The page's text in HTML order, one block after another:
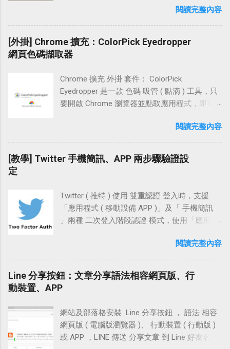
入】。 回到【上一頁】點選【個人資料】，接
著選擇【行動條碼】。 這一步我們選取【行動
條碼掃描器】，接著到「桌機裝置」開啟「電
腦版」LINE APP 並點選【使用行動條碼登
入】。 接著用開啟中的「行動條碼掃描器」掃
描畫面中的 QRcode，緊接著系統 APP 會詢問
是否要登入，這裡點擊【登入】。 在這邊系統
提示「您已登入成功」我們按下【確定】，回
到「電腦版」就可以看到成功登入 LINE 了。 小
結 行動裝置不開啟「未知的來源 ( Android )」
平日每人的使用習慣不一，尤其是電腦裝置常
入還來的安全一些些。
www.example.com 頂層網域 ) 子網域 blog 設定
www 設定 ( 頂層網域 ) 首先，登入 Blogger 後
台，找到左頁框中的「設定 \ 基本」，再到右
「進階設定」下方的輸入框中，「輸入自己的
網址」並按下【儲存】 出現提示：「無法使用
裸域名」綁定 Blogger 的訊息，並要求我們新增
「blog」。這邊可以右鍵點選【設定說明】在
「瀏覽器」開一新分頁，觀察一下該如何設
置。 以「頂層網域」來觀察，頁面中提示需在
自己的 DNS 平台中設定一個「CNAME 記錄
名「techcoke.com 也對應到
www.techcoke.com」的話 ( * 網址列輸入
techcoke.com 會直接跳轉到
www.techcoke.com )，還需設置四筆「 A 記
錄」並指向 Blogger 給的 IP 位址。 「瀏覽器」
面中提示： 在 CNAME 記錄中，除了需要一筆
將「www 指向 ghs.google.com」的記錄，還需
n26b3fpfhapd...
些其他 SSH 客戶端的私鑰格式做交互操作 (
WinSCP、FileZilla )。 PuTTYgen 可以使用
「SSH-1 ( RSA )、SSH-2 ( RSA )、SSH-2
DSA」這三種格式做輸出，預設使用 2048 bits
建立金鑰。 操作 PuTTYgen 這個工具時，除了
可以產生 SSH 連線 RSA 、 DSA 公鑰 和 私鑰 (
密鑰對 ) 外，還能加載現有 金鑰 進行簡易修
編。例如幫私鑰加入密碼，變更私鑰密碼，或
是變更金鑰註解 ( Key comment )。 Windows
上如果要連線到 Red Hat OpenShift 、Google
配，能方便的建立起 SSH 的連線。 文章中使用
與私鑰」密鑰對 更改金鑰註解 ( Key comment )
私鑰加上密碼，匯入現有私鑰 軟體檔案 軟體名
稱：PuTTYgen 檔案連結： PuTTY Download
生 SSH 連線 RSA、DSA 公鑰和私鑰密鑰對，加
載現有私鑰進行簡易修編。例如：幫私鑰加入
密碼，變更私鑰密碼，或是變更金鑰註解 ( Key
comment )。 使用方式 下載 PuTTYgen 前往
本綠色區塊中的「puttygen.exe」。 Step2 建立
SSH「公鑰與私鑰」密鑰對 點擊運行並打開
「puttygen.exe」之後，選擇 SSH-2 ( RSA )
2048 bits，按下畫面中的「Generate」就能開
閱讀完整內容
[外掛] Chrome 擴充：ColorPick Eyedropper
網頁色碼擷取器
Chrome 擴充 外掛 套件： ColorPick
Eyedropper 是一款 色碼 吸管 ( 點滴 ) 工具，只
要開啟 Chrome 瀏覽器並點取應用程式，即可
碼 ( 十六進位值色碼 ) 及 RGB 色彩，在使用上
非常便利。 產品特點 使用鼠標在網頁上的任何
位置選擇顏色！ 可預覽像素並縮放顏色選擇
器。 使用箭頭鍵拖動預覽微調。 方便的複製查
RGB 和 HSL 顏色值（僅適用於 Windows 主機
安裝版）。 轉換 RGB 到 HEX，轉換 HEX 到
RGB（僅適用於 Windows 主機安裝版）。 保留
上一次選擇的歷史顏色。 軟體資訊 軟體名稱：
ColorPick Eyedropper 軟體性質：Chrome 免費
http://vidsbee.com/ColorPick/ 檔案下載：
Chrome 安裝版連結 ｜ 主機安裝版官網鏈結 附
上。 需要權限： 讀取及變更您造訪過的網站上
的所有資料 操作介紹 使用時按下 ColorPick
Eyedropper 圖示，即可在網頁中的任意位置擷
閱讀完整內容
[教學] Twitter 手機簡訊、APP 兩步驟驗證設
定
Twitter ( 推特 ) 使用 雙重認證 登入時，支援
「應用程式 ( 移動設備 APP )」及「 手機簡訊
」兩種 二次登入階段認證 模式，使用「應用程
裝 Twitter app 並設置登入憑證，那手機 app 中
會自動跳出登入的批准訊息，點擊批准後電腦
端即可直接登入。 使用「簡訊」的方式登入電
腦版網站時，Twitter 會傳送 登入的憑證 代碼至
證框並按下確定，即可完成登入的動作。
Twitter 的手機簡訊 兩步驟認證 登入，在設置時
較為繁複，若你一直設定不成功，不妨參考本
文的設置方法，相信可以很快的完成簡訊登入
閱讀完整內容
Line 分享按鈕：文章分享語法相容網頁版、行
動裝置、APP
網站及部落格安裝 Line 分享按鈕 ， 語法 相容
網頁版 ( 電腦版瀏覽器 )、 行動裝置 ( 行動版 )
或 APP ，LINE 傳送 分享文章 到 Line 好友名單